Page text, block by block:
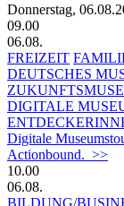
Donnerstag,
09.00
06.08.
FREIZEIT
DEUTSCHES
DIGITALE
Digitale
Actionbound. >>
10.00
06.08.
BILDUNG/